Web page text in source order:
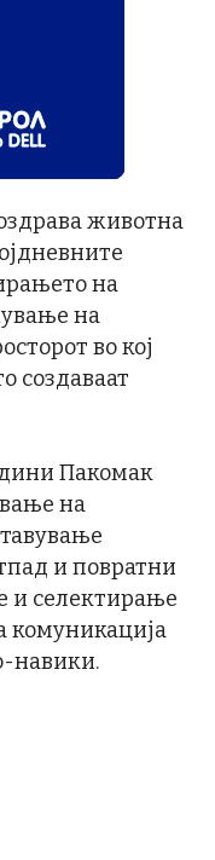
животна
на
на
во кој
создаваат
Пакомак
на
и повратни
и селектирање
комуникација
навики.